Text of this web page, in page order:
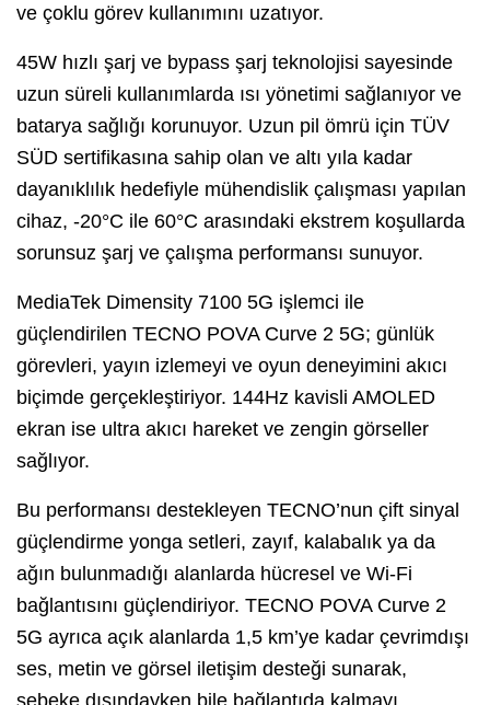
ve çoklu görev kullanımını uzatıyor.
45W hızlı şarj ve bypass şarj teknolojisi sayesinde
uzun süreli kullanımlarda ısı yönetimi sağlanıyor ve
batarya sağlığı korunuyor. Uzun pil ömrü için TÜV
SÜD sertifikasına sahip olan ve altı yıla kadar
dayanıklılık hedefiyle mühendislik çalışması yapılan
cihaz, -20°C ile 60°C arasındaki ekstrem koşullarda
sorunsuz şarj ve çalışma performansı sunuyor.
MediaTek Dimensity 7100 5G işlemci ile
güçlendirilen TECNO POVA Curve 2 5G; günlük
görevleri, yayın izlemeyi ve oyun deneyimini akıcı
biçimde gerçekleştiriyor. 144Hz kavisli AMOLED
ekran ise ultra akıcı hareket ve zengin görseller
sağlıyor.
Bu performansı destekleyen TECNO’nun çift sinyal
güçlendirme yonga setleri, zayıf, kalabalık ya da
ağın bulunmadığı alanlarda hücresel ve Wi-Fi
bağlantısını güçlendiriyor. TECNO POVA Curve 2
5G ayrıca açık alanlarda 1,5 km’ye kadar çevrimdışı
ses, metin ve görsel iletişim desteği sunarak,
şebeke dışındayken bile bağlantıda kalmayı